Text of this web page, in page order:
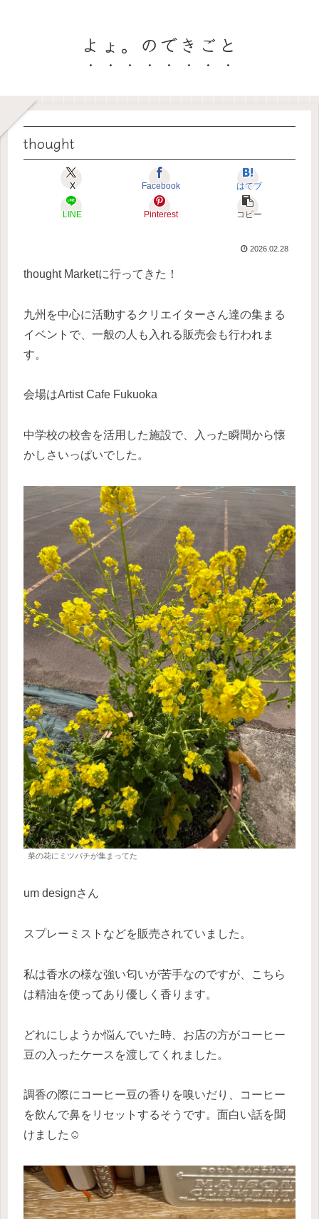
よょ。のできごと
thought
X Facebook はてブ
LINE Pinterest コピー
2026.02.28
thought Marketに行ってきた！
九州を中心に活動するクリエイターさん達の集まる
イベントで、一般の人も入れる販売会も行われま
す。
会場はArtist Cafe Fukuoka
中学校の校舎を活用した施設で、入った瞬間から懐
かしさいっぱいでした。
菜の花にミツバチが集まってた
um designさん
スプレーミストなどを販売されていました。
私は香水の様な強い匂いが苦手なのですが、こちら
は精油を使ってあり優しく香ります。
どれにしようか悩んでいた時、お店の方がコーヒー
豆の入ったケースを渡してくれました。
調香の際にコーヒー豆の香りを嗅いだり、コーヒー
を飲んで鼻をリセットするそうです。面白い話を聞
けました☺︎